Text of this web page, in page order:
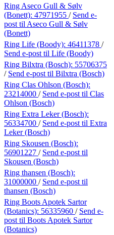
Ring Aseco Gull & Sølv
(Bonett): 47971955 / Send e-
post til Aseco Gull & Sølv
(Bonett)
Ring Life (Boody): 46411378 /
Send e-post til Life (Boody)
Ring Bilxtra (Bosch): 55706375
/ Send e-post til Bilxtra (Bosch)
Ring Clas Ohlson (Bosch):
23214000 / Send e-post til Clas
Ohlson (Bosch)
Ring Extra Leker (Bosch):
56334700 / Send e-post til Extra
Leker (Bosch)
Ring Skousen (Bosch):
56901227 / Send e-post til
Skousen (Bosch)
Ring thansen (Bosch):
31000000 / Send e-post til
thansen (Bosch)
Ring Boots Apotek Sartor
(Botanics): 56335960 / Send e-
post til Boots Apotek Sartor
(Botanics)